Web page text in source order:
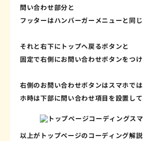
問い合わせ部分と
フッターはハンバーガーメニューと同じ
それと右下にトップへ戻るボタンと
固定で右側にお問い合わせボタンをつけ
右側のお問い合わせボタンはスマホで
ホ時は下部に問い合わせ項目を設置して
以上がトップページのコーディング解説